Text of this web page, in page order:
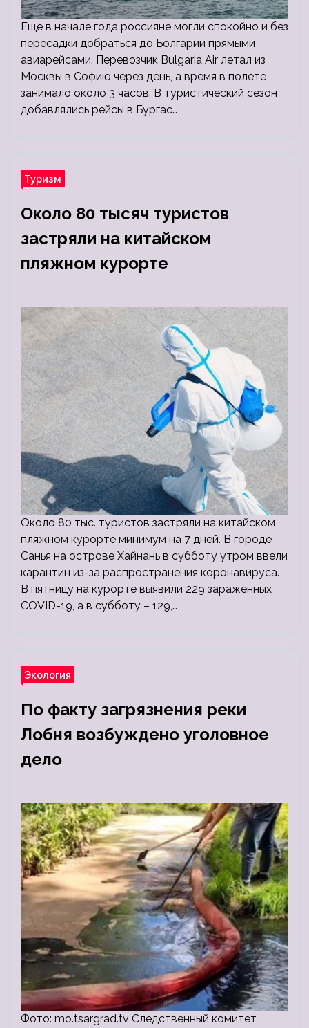
Еще в начале года россияне могли спокойно и без
пересадки добраться до Болгарии прямыми
авиарейсами. Перевозчик Bulgaria Air летал из
Москвы в Софию через день, а время в полете
занимало около 3 часов. В туристический сезон
добавлялись рейсы в Бургас…
Туризм
Около 80 тысяч туристов
застряли на китайском
пляжном курорте
Около 80 тыс. туристов застряли на китайском
пляжном курорте минимум на 7 дней. В городе
Санья на острове Хайнань в субботу утром ввели
карантин из-за распространения коронавируса.
В пятницу на курорте выявили 229 зараженных
COVID-19, а в субботу – 129,…
Экология
По факту загрязнения реки
Лобня возбуждено уголовное
дело
Фото: mo.tsargrad.tv Следственный комитет